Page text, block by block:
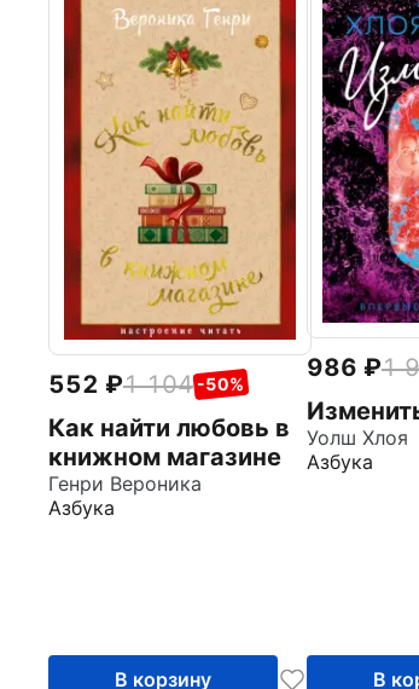
552 1 104 -50%
Как найти любовь в
книжном магазине
Генри Вероника
Азбука
В корзину
986 1
Уолш Хлоя
Азбука
В